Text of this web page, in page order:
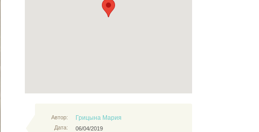
Автор:
Дата:
Грицына Мария
06/04/2019